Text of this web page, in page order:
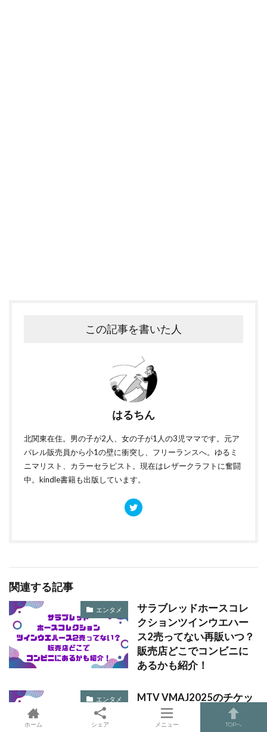
この記事を書いた人
はるちん
北関東在住。男の子が2人、女の子が1人の3児ママです。元ア
パレル販売員から小1の壁に衝突し、フリーランスへ。ゆるミ
ニマリスト、カラーセラピスト。現在はレザークラフトに奮闘
中。kindle書籍も出版しています。
関連する記事
エンタメ
サラブレッドホースコレ
クションツインウエハー
ス2売ってない再販いつ？
販売店どこでコンビニに
あるかも紹介！
エンタメ
MTV VMAJ2025のチケッ
トの倍率は？当落発表い
つで取り方のコツは？
ホーム シェア メニュー TOPへ